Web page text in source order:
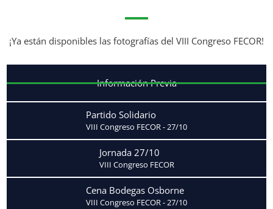
¡Ya están disponibles las fotografías del VIII Congreso FECOR!
Información Previa
Partido Solidario
VIII Congreso FECOR - 27/10
Jornada 27/10
VIII Congreso FECOR
Cena Bodegas Osborne
VIII Congreso FECOR - 27/10